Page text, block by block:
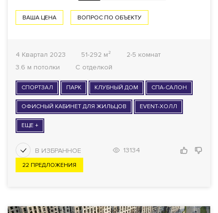
ВАША ЦЕНА ВОПРОС ПО ОБЪЕКТУ
4 Квартал 2023 51-292 м²
2-5 комнат
3.6 м потолки
С отделкой
СПОРТЗАЛ ПАРК КЛУБНЫЙ ДОМ СПА-САЛОН
ОФИСНЫЙ КАБИНЕТ ДЛЯ ЖИЛЬЦОВ EVENT-ХОЛЛ
ЕЩЕ +
13134
22 ПРЕДЛОЖЕНИЯ